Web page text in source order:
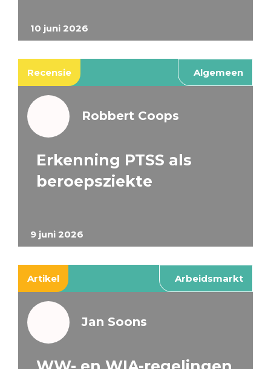
10 juni 2026
Recensie Algemeen
9 juni 2026
Robbert Coops
Erkenning PTSS als
beroepsziekte
Artikel Arbeidsmarkt
Jan Soons